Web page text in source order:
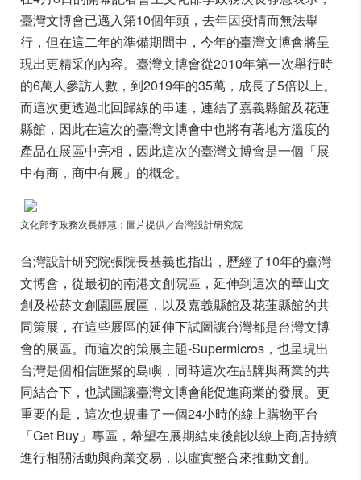
臺灣文博會已邁入第10個年頭，去年因疫情而無法舉
行，但在這二年的準備期間中，今年的臺灣文博會將呈
現出更精采的內容。臺灣文博會從2010年第一次舉行時
的6萬人參訪人數，到2019年的35萬，成長了5倍以上。
而這次更透過北回歸線的串連，連結了嘉義縣館及花蓮
縣館，因此在這次的臺灣文博會中也將有著地方溫度的
產品在展區中亮相，因此這次的臺灣文博會是一個「展
中有商，商中有展」的概念。
文化部李政務次長靜慧 ；圖片提供／台灣設計研究院
台灣設計研究院張院長基義也指出，歷經了10年的臺灣
文博會，從最初的南港文創院區，延伸到這次的華山文
創及松菸文創園區展區，以及嘉義縣館及花蓮縣館的共
同策展，在這些展區的延伸下試圖讓台灣都是台灣文博
會的展區。而這次的策展主題-Supermicros，也呈現出
台灣是個相信匯聚的島嶼，同時這次在品牌與商業的共
同結合下，也試圖讓臺灣文博會能促進商業的發展。更
重要的是，這次也規畫了一個24小時的線上購物平台
「Get Buy」專區，希望在展期結束後能以線上商店持續
進行相關活動與商業交易，以虛實整合來推動文創。